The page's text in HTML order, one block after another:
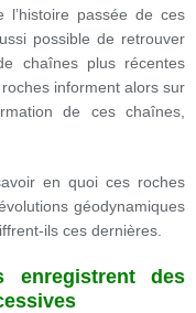
l’histoire passée de ces
possible de retrouver
chaînes plus récentes
informent alors sur
de ces chaînes,
en quoi ces roches
géodynamiques
ils ces dernières.
enregistrent des